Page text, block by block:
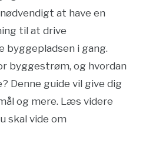
at have en
til at drive
byggepladsen i gang.
byggestrøm, og hvordan
Denne guide vil give dig
og mere. Læs videre
skal vide om